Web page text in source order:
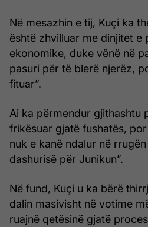
Në mesazhin e tij, Kuçi ka
është zhvilluar me dinjitet e
ekonomike, duke vënë në
pasuri për të blerë njerëz,
fituar”.
Ai ka përmendur gjithashtu
frikësuar gjatë fushatës,
nuk e kanë ndalur në
dashurisë për Junikun”.
Në fund, Kuçi u ka bërë
dalin masivisht në votime
ruajnë qetësinë gjatë